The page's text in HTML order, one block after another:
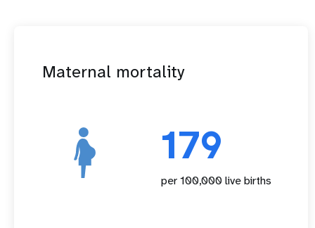
Maternal mortality
179
per 100,000 live births